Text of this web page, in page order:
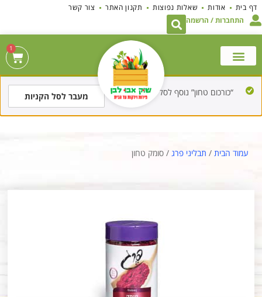
לתוכן
דף בית אודות שאלות נפוצות תקנון האתר
צור קשר
התחברות / הרשמה
1
“כורכום טחון” נוסף לסל הקניות. מעבר לסל הקניות
עמוד הבית / תבליני פרג / סומק טחון